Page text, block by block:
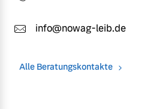
info@nowag-leib.de
Alle Beratungskontakte